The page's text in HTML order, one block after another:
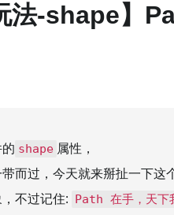
法-shape】
shape 属性，
而过，今天就来掰扯一下这
不过记住: Path 在手，天下